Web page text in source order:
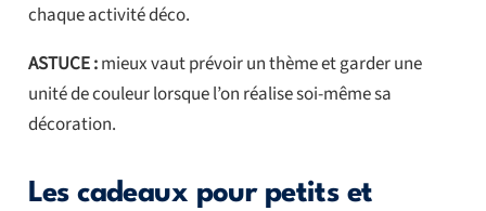
chaque activité déco.
ASTUCE :mieux vaut prévoir un thème et garder une
unité de couleur lorsque l’on réalise soi-même sa
décoration.
Les cadeaux pour petits et